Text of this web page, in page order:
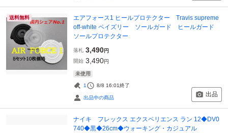
送料無料
エアフォース1 ヒールプロテクター Travis supreme
off-white ペイズリー ソールガード ヒールガード
ソールプロテクター
落札 3,490円
開始 3,490円
未使用
1 8/8 16:01終了
出品中の商品 出品
ナイキ フレックス エクスペリエンス ラン 12◆DV0
740◆黒◆26cm◆ウォーキング・カジュアル